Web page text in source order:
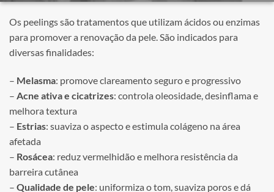
Os peelings são tratamentos que utilizam ácidos ou enzimas
para promover a renovação da pele. São indicados para
diversas finalidades:
– Melasma: promove clareamento seguro e progressivo
– Acne ativa e cicatrizes: controla oleosidade, desinflama e
melhora textura
– Estrias: suaviza o aspecto e estimula colágeno na área
afetada
– Rosácea: reduz vermelhidão e melhora resistência da
barreira cutânea
– Qualidade de pele: uniformiza o tom, suaviza poros e dá